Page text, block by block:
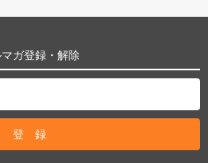
マガ登録・解除